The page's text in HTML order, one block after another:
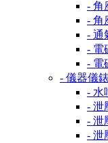
- 角
- 角
- 通
- 電
- 電
- 儀器儀錶
- 水
- 泄
- 泄
- 泄